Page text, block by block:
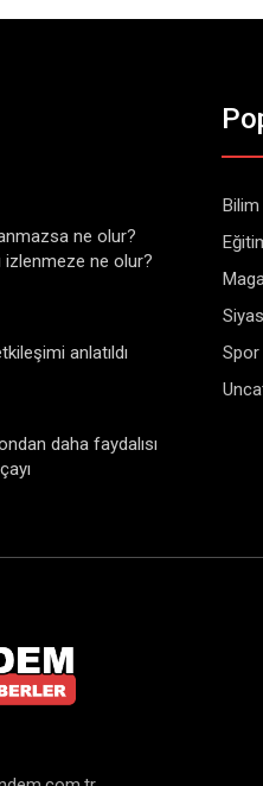
ne olur?
izlenmeze ne olur?
anlatıldı
daha faydalısı
Spor